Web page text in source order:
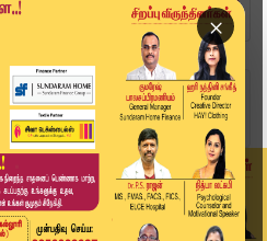
×
நாள் பிரதமர் புகழஞ்...